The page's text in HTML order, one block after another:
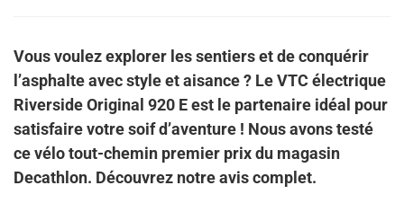
Vous voulez explorer les sentiers et de conquérir
l’asphalte avec style et aisance ? Le VTC électrique
Riverside Original 920 E est le partenaire idéal pour
satisfaire votre soif d’aventure ! Nous avons testé
ce vélo tout-chemin premier prix du magasin
Decathlon. Découvrez notre avis complet.